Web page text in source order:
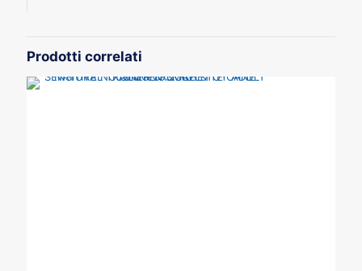
Prodotti correlati